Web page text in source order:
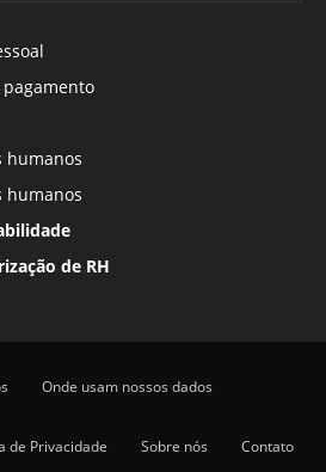
humanos
humanos
de RH
Onde usam nossos dados
de Privacidade Sobre nós Contato